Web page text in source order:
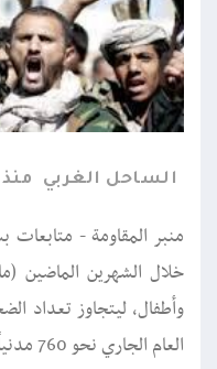
الساحل الغربي منذ 6 سنوات
منبر المقاومة -
وأطفال، ليتجاوز تعداد
العام الجاري نحو 760 مدنياً.